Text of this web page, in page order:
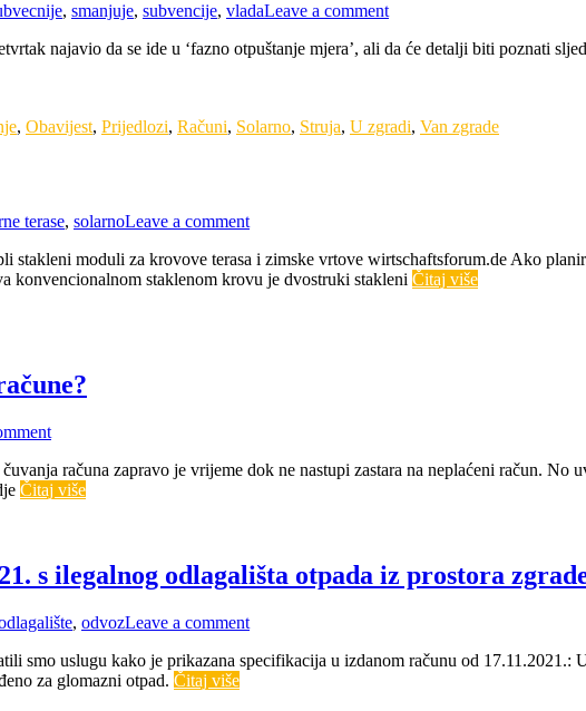
, smanjuje, subvencije, vladaLeave a comment
najavio da se ide u ‘fazno otpuštanje mjera’, ali da će detalji biti poznati
, Obavijest, Prijedlozi, Računi, Solarno, Struja, U zgradi, Van zgrade
terase, solarnoLeave a comment
stakleni moduli za krovove terasa i zimske vrtove wirtschaftsforum.de Ako
konvencionalnom staklenom krovu je dvostruki stakleni Čitaj više
računa zapravo je vrijeme dok ne nastupi zastara na neplaćeni račun.
Čitaj više
s ilegalnog odlagališta otpada iz prostora
, odvozLeave a comment
smo uslugu kako je prikazana specifikacija u izdanom računu od 17.11.2021.:
za glomazni otpad. Čitaj više